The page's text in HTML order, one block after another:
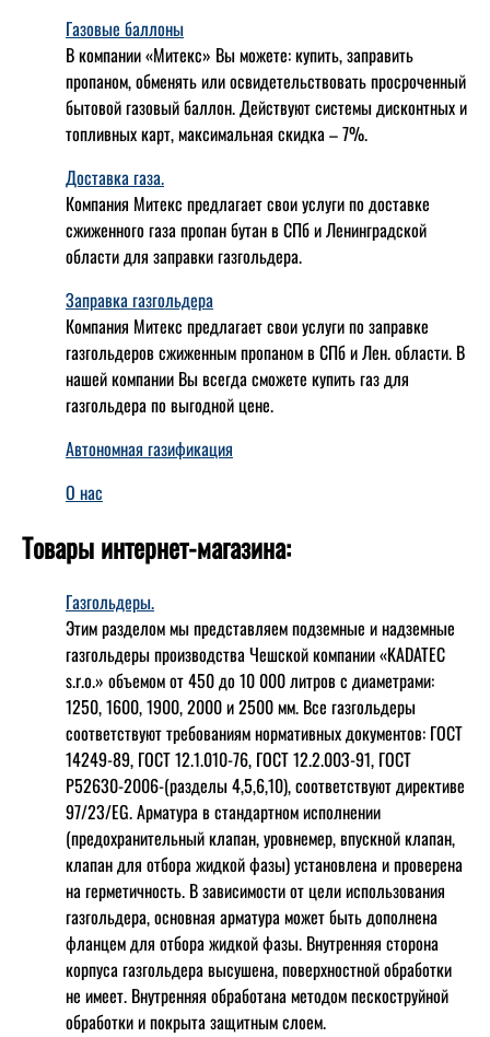
Газовые баллоны
В компании «Митекс» Вы можете: купить, заправить
пропаном, обменять или освидетельствовать просроченный
бытовой газовый баллон. Действуют системы дисконтных и
топливных карт, максимальная скидка – 7%.
Доставка газа.
Компания Митекс предлагает свои услуги по доставке
сжиженного газа пропан бутан в СПб и Ленинградской
области для заправки газгольдера.
Заправка газгольдера
Компания Митекс предлагает свои услуги по заправке
газгольдеров сжиженным пропаном в СПб и Лен. области. В
нашей компании Вы всегда сможете купить газ для
газгольдера по выгодной цене.
Автономная газификация
О нас
Товары интернет-магазина:
Газгольдеры.
Этим разделом мы представляем подземные и надземные
газгольдеры производства Чешской компании «KADATEC
s.r.o.» объемом от 450 до 10 000 литров с диаметрами:
1250, 1600, 1900, 2000 и 2500 мм. Все газгольдеры
соответствуют требованиям нормативных документов: ГОСТ
14249-89, ГОСТ 12.1.010-76, ГОСТ 12.2.003-91, ГОСТ
Р52630-2006-(разделы 4,5,6,10), соответствуют директиве
97/23/EG. Арматура в стандартном исполнении
(предохранительный клапан, уровнемер, впускной клапан,
клапан для отбора жидкой фазы) установлена и проверена
на герметичность. В зависимости от цели использования
газгольдера, основная арматура может быть дополнена
фланцем для отбора жидкой фазы. Внутренняя сторона
корпуса газгольдера высушена, поверхностной обработки
не имеет. Внутренняя обработана методом пескоструйной
обработки и покрыта защитным слоем.